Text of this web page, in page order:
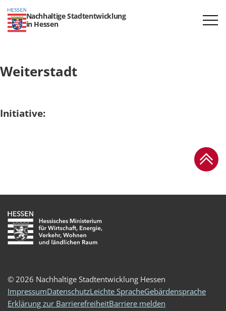
Nachhaltige Stadtentwicklung
in Hessen
Weiterstadt
Initiative:
Zum
© 2026 Nachhaltige Stadtentwicklung Hessen
ImpressumDatenschutzLeichte SpracheGebärdensprache
Erklärung zur BarrierefreiheitBarriere melden